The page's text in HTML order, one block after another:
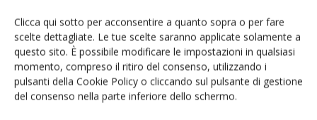
Clicca qui sotto per acconsentire a quanto sopra o per fare
scelte dettagliate. Le tue scelte saranno applicate solamente a
questo sito. È possibile modificare le impostazioni in qualsiasi
momento, compreso il ritiro del consenso, utilizzando i
pulsanti della Cookie Policy o cliccando sul pulsante di gestione
del consenso nella parte inferiore dello schermo.